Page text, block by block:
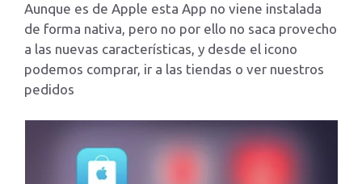
Aunque es de Apple esta App no viene instalada
de forma nativa, pero no por ello no saca provecho
a las nuevas características, y desde el icono
podemos comprar, ir a las tiendas o ver nuestros
pedidos